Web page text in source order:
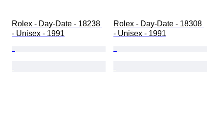
Rolex - Day-Date - 18238
- Unisex - 1991
Rolex - Day-Date - 18308
- Unisex - 1991